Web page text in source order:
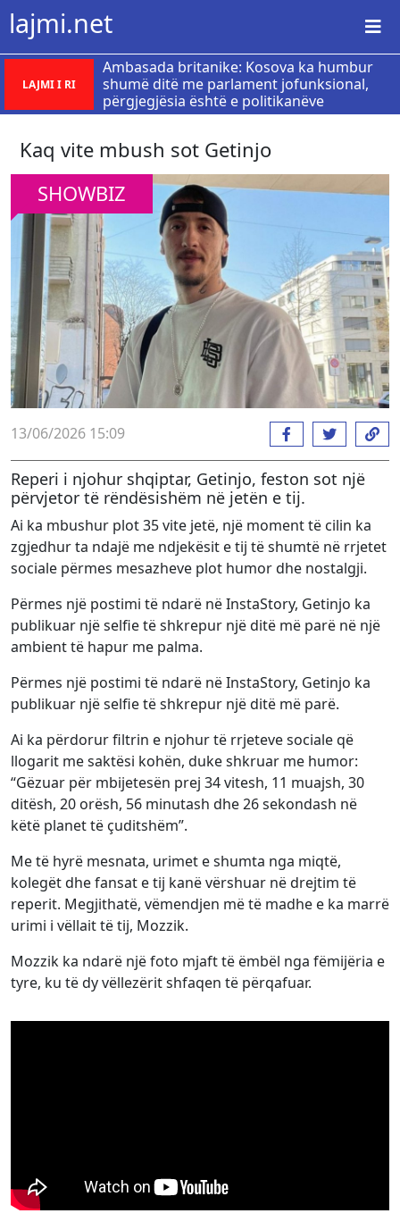
lajmi.net
LAJMI I RI
Ambasada britanike: Kosova ka humbur
shumë ditë me parlament jofunksional,
përgjegjësia është e politikanëve
Kaq vite mbush sot Getinjo
SHOWBIZ
13/06/2026 15:09
Reperi i njohur shqiptar, Getinjo, feston sot një
përvjetor të rëndësishëm në jetën e tij.
Ai ka mbushur plot 35 vite jetë, një moment të cilin ka
zgjedhur ta ndajë me ndjekësit e tij të shumtë në rrjetet
sociale përmes mesazheve plot humor dhe nostalgji.
Përmes një postimi të ndarë në InstaStory, Getinjo ka
publikuar një selfie të shkrepur një ditë më parë në një
ambient të hapur me palma.
Përmes një postimi të ndarë në InstaStory, Getinjo ka
publikuar një selfie të shkrepur një ditë më parë.
Ai ka përdorur filtrin e njohur të rrjeteve sociale që
llogarit me saktësi kohën, duke shkruar me humor:
“Gëzuar për mbijetesën prej 34 vitesh, 11 muajsh, 30
ditësh, 20 orësh, 56 minutash dhe 26 sekondash në
këtë planet të çuditshëm”.
Me të hyrë mesnata, urimet e shumta nga miqtë,
kolegët dhe fansat e tij kanë vërshuar në drejtim të
reperit. Megjithatë, vëmendjen më të madhe e ka marrë
urimi i vëllait të tij, Mozzik.
Mozzik ka ndarë një foto mjaft të ëmbël nga fëmijëria e
tyre, ku të dy vëllezërit shfaqen të përqafuar.